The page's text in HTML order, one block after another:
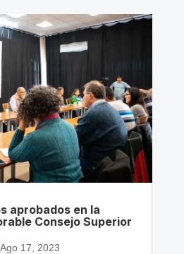
aprobados en la
Consejo Superior
Ago 17, 2023